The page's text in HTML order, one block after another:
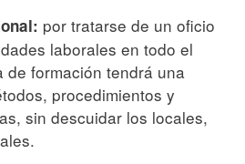
por tratarse de un oficio
laborales en todo el
de formación tendrá una
procedimientos y
sin descuidar los locales,